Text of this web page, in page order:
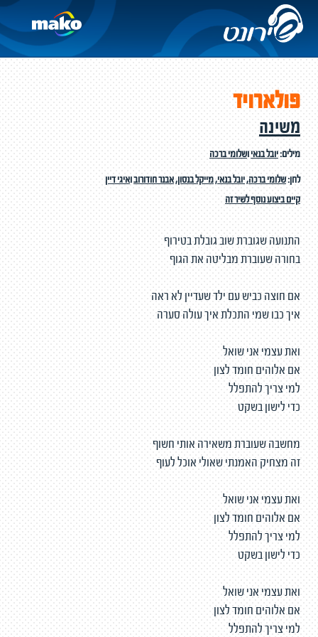
פולארויד
משינה
מילים:יובל בנאיושלומי ברכה
לחן:שלומי ברכה,יובל בנאי,מייקל בנסון,אבנר חודורובואיגי דיין
קיים ביצוע נוסף לשיר זה
התנועה שגוברת שוב גובלת בטירוף
בחורה שעוברת מבליטה את הגוף
אם חוצה כביש עם ילד שעדיין לא ראה
איך כבו שמי התכלת איך עולה סערה
ואת עצמי אני שואל
אם אלוהים חומד לצון
למי צריך להתפלל
כדי לישון בשקט
מחשבה שעוברת משאירה אותי חשוף
זה מצחיק האמנתי שאולי אוכל לעוף
ואת עצמי אני שואל
אם אלוהים חומד לצון
למי צריך להתפלל
כדי לישון בשקט
ואת עצמי אני שואל
אם אלוהים חומד לצון
למי צריך להתפלל